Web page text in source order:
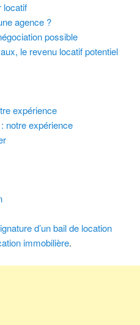
locatif
agence ?
possible
le revenu locatif potentiel
expérience
notre expérience
d’un bail de location
immobilière.